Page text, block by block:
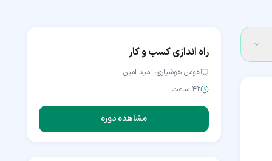
راه اندازی کسب و کار
هومن هوشیاری، امید امین
۴۲ ساعت
مشاهده دوره